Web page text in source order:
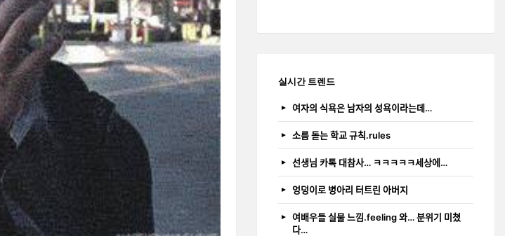
실시간 트렌드
여자의 식욕은 남자의 성욕이라는데…
소름 돋는 학교 규칙.rules
선생님 카톡 대참사… ㅋㅋㅋㅋㅋ세상에…
엉덩이로 병아리 터트린 아버지
여배우들 실물 느낌.feeling 와… 분위기 미쳤
다…